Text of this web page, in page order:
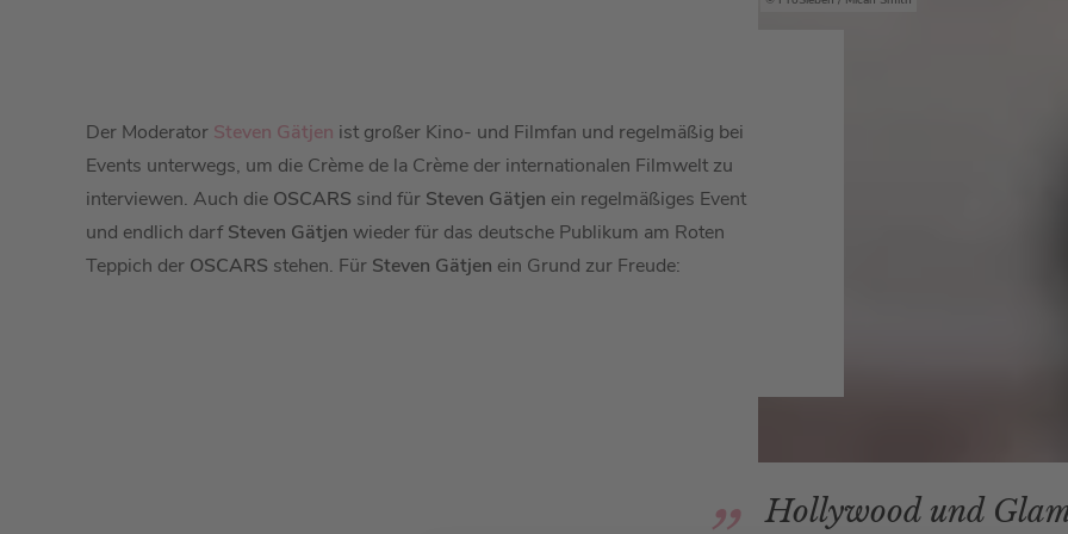
Der Moderator Steven Gätjen ist großer Kino- und Filmfan und regelmäßig bei
Events unterwegs, um die Crème de la Crème der internationalen Filmwelt zu
interviewen. Auch die OSCARS sind für Steven Gätjen ein regelmäßiges Event
und endlich darfSteven Gätjen wieder für das deutsche Publikum am Roten
Teppich der OSCARS stehen. Für Steven Gätjen ein Grund zur Freude:
Hollywood und